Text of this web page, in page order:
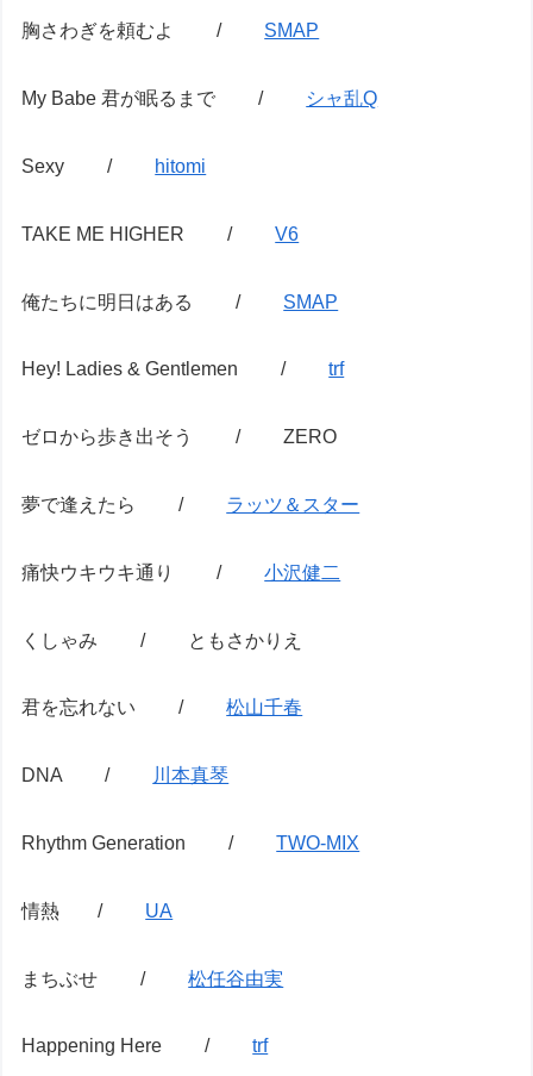
胸さわぎを頼むよ / SMAP
My Babe 君が眠るまで / シャ乱Q
Sexy / hitomi
TAKE ME HIGHER /V6
俺たちに明日はある / SMAP
Hey! Ladies & Gentlemen /trf
ゼロから歩き出そう / ZERO
夢で逢えたら / ラッツ＆スター
痛快ウキウキ通り /小沢健二
くしゃみ / ともさかりえ
君を忘れない /松山千春
DNA / 川本真琴
Rhythm Generation /TWO-MIX
情熱 / UA
まちぶせ /松任谷由実
Happening Here /trf